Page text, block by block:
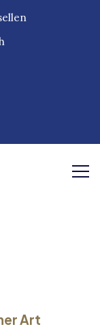
Art